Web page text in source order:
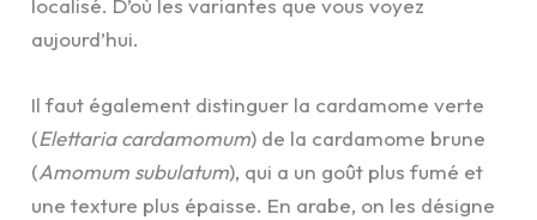
localisé. D’où les variantes que vous voyez
aujourd’hui.
Il faut également distinguer la cardamome verte
(Elettaria cardamomum) de la cardamome brune
(Amomum subulatum), qui a un goût plus fumé et
une texture plus épaisse. En arabe, on les désigne